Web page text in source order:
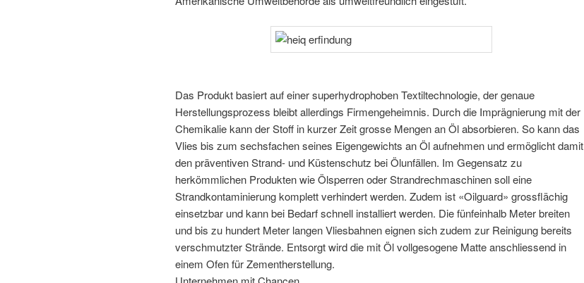
Das Produkt basiert auf einer superhydrophoben Textiltechnologie, der genaue
Herstellungsprozess bleibt allerdings Firmengeheimnis. Durch die Imprägnierung mit der
Chemikalie kann der Stoff in kurzer Zeit grosse Mengen an Öl absorbieren. So kann das
Vlies bis zum sechsfachen seines Eigengewichts an Öl aufnehmen und ermöglicht damit
den präventiven Strand- und Küstenschutz bei Ölunfällen. Im Gegensatz zu
herkömmlichen Produkten wie Ölsperren oder Strandrechmaschinen soll eine
Strandkontaminierung komplett verhindert werden. Zudem ist «Oilguard» grossflächig
einsetzbar und kann bei Bedarf schnell installiert werden. Die fünfeinhalb Meter breiten
und bis zu hundert Meter langen Vliesbahnen eignen sich zudem zur Reinigung bereits
verschmutzter Strände. Entsorgt wird die mit Öl vollgesogene Matte anschliessend in
einem Ofen für Zementherstellung.